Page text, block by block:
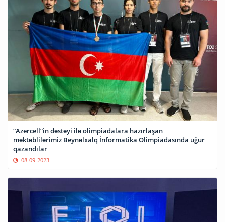
“Azercell”in dəstəyi ilə olimpiadalara hazırlaşan
məktəblilərimiz Beynəlxalq İnformatika Olimpiadasında uğur
qazandılar
08-09-2023